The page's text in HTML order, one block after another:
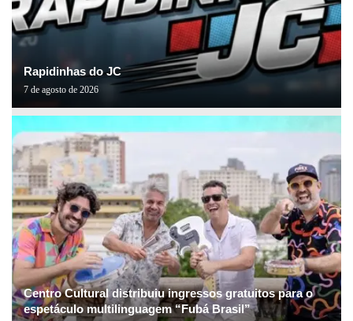
Rapidinhas do JC
7 de agosto de 2026
Centro Cultural distribuiu ingressos gratuitos para o
espetáculo multilinguagem “Fubá Brasil”